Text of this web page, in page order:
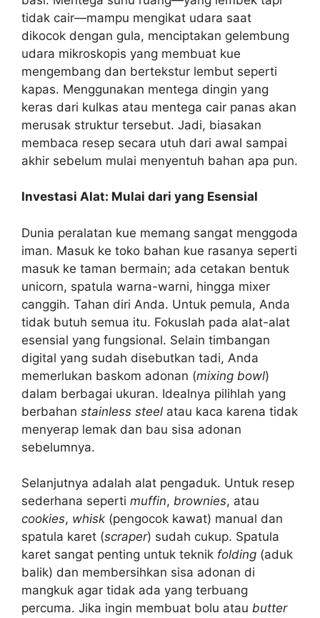
tidak cair—mampu mengikat udara saat
dikocok dengan gula, menciptakan gelembung
udara mikroskopis yang membuat kue
mengembang dan bertekstur lembut seperti
kapas. Menggunakan mentega dingin yang
keras dari kulkas atau mentega cair panas akan
merusak struktur tersebut. Jadi, biasakan
membaca resep secara utuh dari awal sampai
akhir sebelum mulai menyentuh bahan apa pun.
Investasi Alat: Mulai dari yang Esensial
Dunia peralatan kue memang sangat menggoda
iman. Masuk ke toko bahan kue rasanya seperti
masuk ke taman bermain; ada cetakan bentuk
unicorn, spatula warna-warni, hingga mixer
canggih. Tahan diri Anda. Untuk pemula, Anda
tidak butuh semua itu. Fokuslah pada alat-alat
esensial yang fungsional. Selain timbangan
digital yang sudah disebutkan tadi, Anda
memerlukan baskom adonan (mixing bowl)
dalam berbagai ukuran. Idealnya pilihlah yang
berbahan stainless steel atau kaca karena tidak
menyerap lemak dan bau sisa adonan
sebelumnya.
Selanjutnya adalah alat pengaduk. Untuk resep
sederhana seperti muffin, brownies, atau
cookies, whisk (pengocok kawat) manual dan
spatula karet (scraper) sudah cukup. Spatula
karet sangat penting untuk teknik folding (aduk
balik) dan membersihkan sisa adonan di
mangkuk agar tidak ada yang terbuang
percuma. Jika ingin membuat bolu atau butter